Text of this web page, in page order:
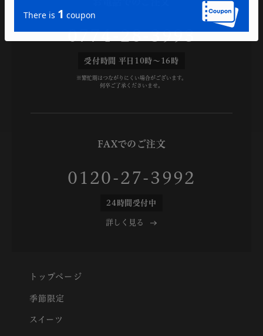
0774-28-3993
受付時間 平日10時～16時
※繁忙期はつながりにくい場合がございます。
何卒ご了承くださいませ。
FAXでのご注文
0120-27-3992
24時間受付中
詳しく見る
トップページ
季節限定
スイーツ